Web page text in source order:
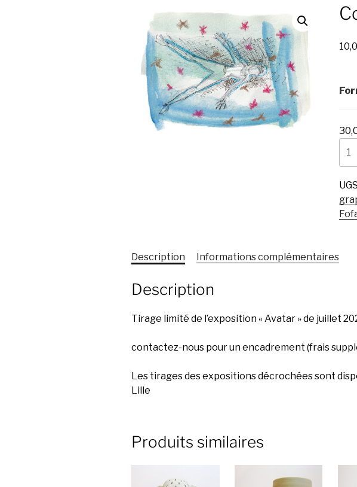
de
Description Informations complémentaires
Description
Tirage limité de l’exposition « Avatar » de juillet
contactez-nous pour un encadrement (frais
Les tirages des expositions décrochées sont
Lille
Produits similaires